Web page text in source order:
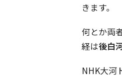
きます。
何とか両
経は後白
NHK大河